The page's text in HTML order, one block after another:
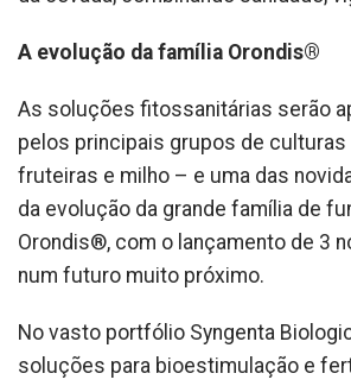
A evolução da família Orondis®
As soluções fitossanitárias serão
pelos principais grupos de culturas
fruteiras e milho – e uma das
da evolução da grande família de
Orondis®, com o lançamento de 3
num futuro muito próximo.
No vasto portfólio Syngenta
soluções para bioestimulação e